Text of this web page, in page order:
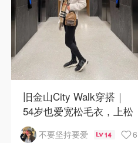
旧金山City Walk穿搭｜
54岁也爱宽松毛衣，上松
下紧真的很救比例
不要坚持要爱 14 6